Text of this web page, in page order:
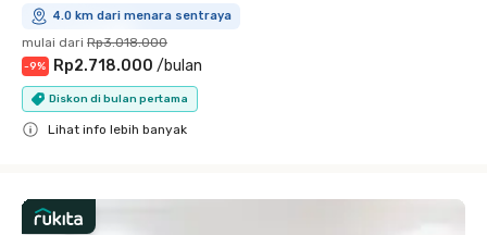
4.0 km dari menara sentraya
mulai dari Rp3.018.000
-9% Rp2.718.000 /bulan
Diskon di bulan pertama
Lihat info lebih banyak